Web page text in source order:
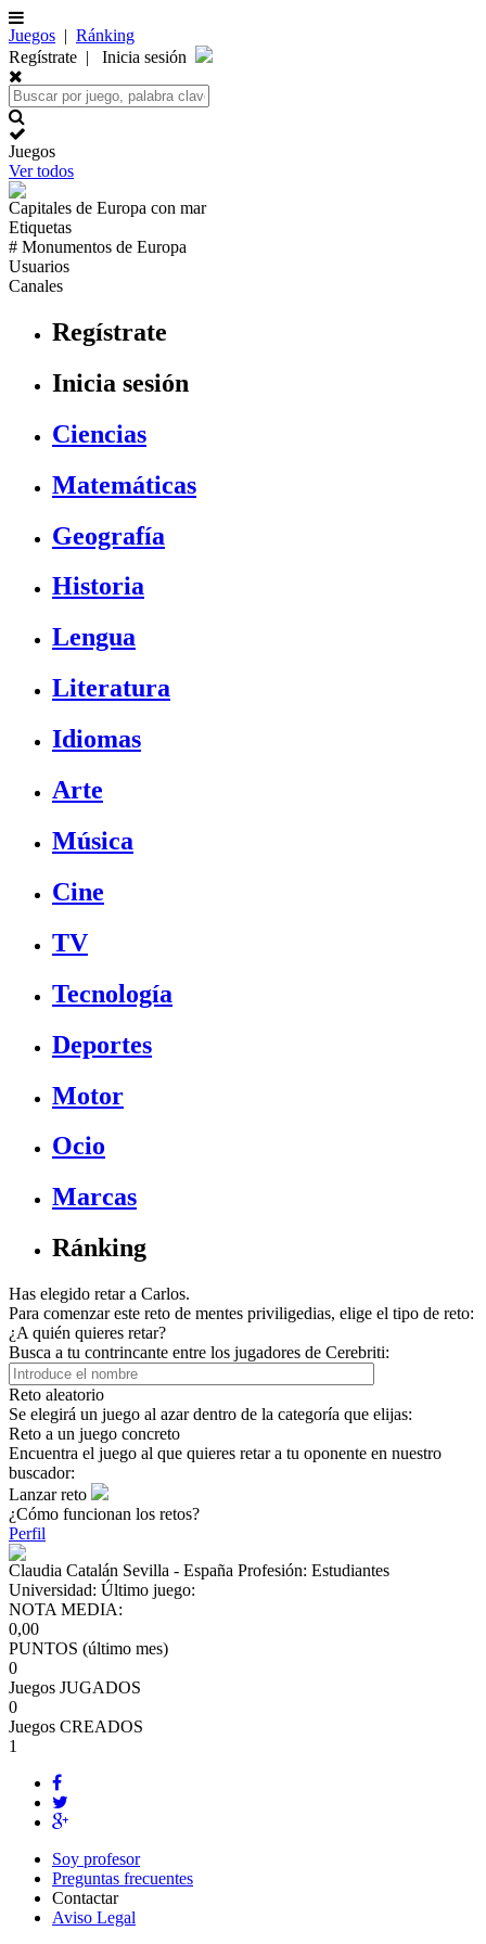
Juegos | Ránking
Regístrate | Inicia sesión
Juegos
Ver todos
Capitales de Europa con mar
Etiquetas
# Monumentos de Europa
Usuarios
Canales
Regístrate
Inicia sesión
Ciencias
Matemáticas
Geografía
Historia
Lengua
Literatura
Idiomas
Arte
Música
Cine
TV
Tecnología
Deportes
Motor
Ocio
Marcas
Ránking
Has elegido retar a Carlos.
Para comenzar este reto de mentes priviligedias, elige el tipo de reto:
¿A quién quieres retar?
Busca a tu contrincante entre los jugadores de Cerebriti:
Reto aleatorio
Se elegirá un juego al azar dentro de la categoría que elijas:
Reto a un juego concreto
Encuentra el juego al que quieres retar a tu oponente en nuestro
buscador:
Lanzar reto
¿Cómo funcionan los retos?
Perfil
Claudia Catalán Sevilla - España Profesión: Estudiantes
Universidad: Último juego:
NOTA MEDIA:
0,00
PUNTOS (último mes)
0
Juegos JUGADOS
0
Juegos CREADOS
1
Soy profesor
Preguntas frecuentes
Contactar
Aviso Legal